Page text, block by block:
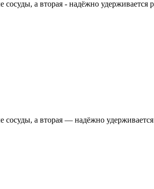
а вторая - надёжно удерживается
а вторая — надёжно